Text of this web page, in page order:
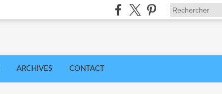
ARCHIVES CONTACT